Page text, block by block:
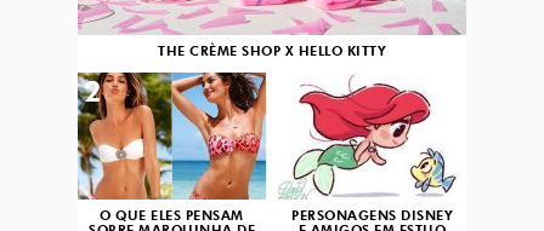
THE CRÈME SHOP X HELLO KITTY
O QUE ELES PENSAM
2
PERSONAGENS DISNEY
3